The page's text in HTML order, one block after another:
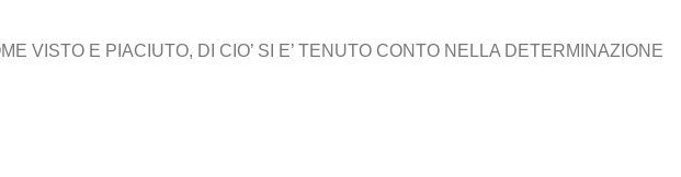
VISTO E PIACIUTO, DI CIO’ SI E’ TENUTO CONTO NELLA DETERMINAZIONE